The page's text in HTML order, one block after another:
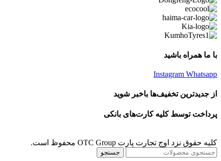
با ما همراه باشید
Instagram Whatsapp
از جدیدترین تخفیف‌ها باخبر شوید
پرداخت توسط کلیه کارت‌های بانکی
کلیه حقوق نزد اوج تجارت پارت OTC Group محفوظ است.
جستجو